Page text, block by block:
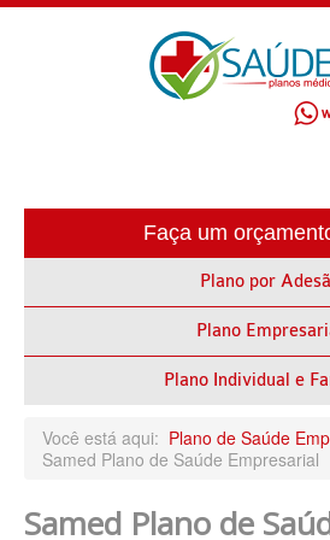
PLANO DE SAÚDE EMPRESARIAL
ALLIANZ PLANO DE SAÚDE EMPRESARIAL
AMEPLAN PLANO DE SAÚDE
BIO SAÚDE PLANO DE SAÚDE
BIOVIDA PLANO DE SAÚDE EMPRESARIAL
Faça um
Plano por
Plano
Plano Individual e
Você está aqui: Plano de Saúde
Samed Plano de Saúde Empresarial
Samed Plano de